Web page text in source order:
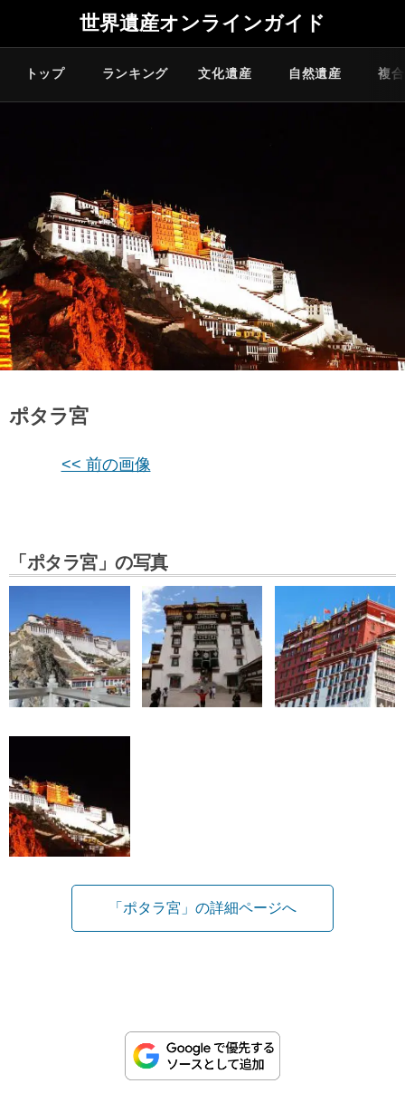
世界遺産オンラインガイド
トップ ランキング 文化遺産 自然遺産 複
ポタラ宮
<< 前の画像
「ポタラ宮」の写真
「ポタラ宮」の詳細ページへ